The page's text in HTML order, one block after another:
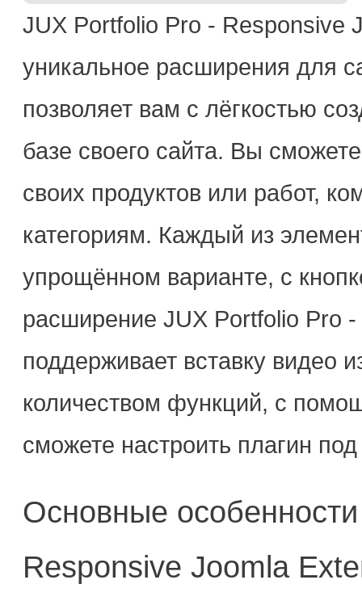
JUX Portfolio Pro - Responsive
уникальное расширения для
позволяет вам с лёгкостью
базе своего сайта. Вы
своих продуктов или работ,
категориям. Каждый из
упрощённом варианте, с
расширение JUX Portfolio Pro
поддерживает вставку видео
количеством функций, с
сможете настроить плагин
Основные
Responsive Joomla